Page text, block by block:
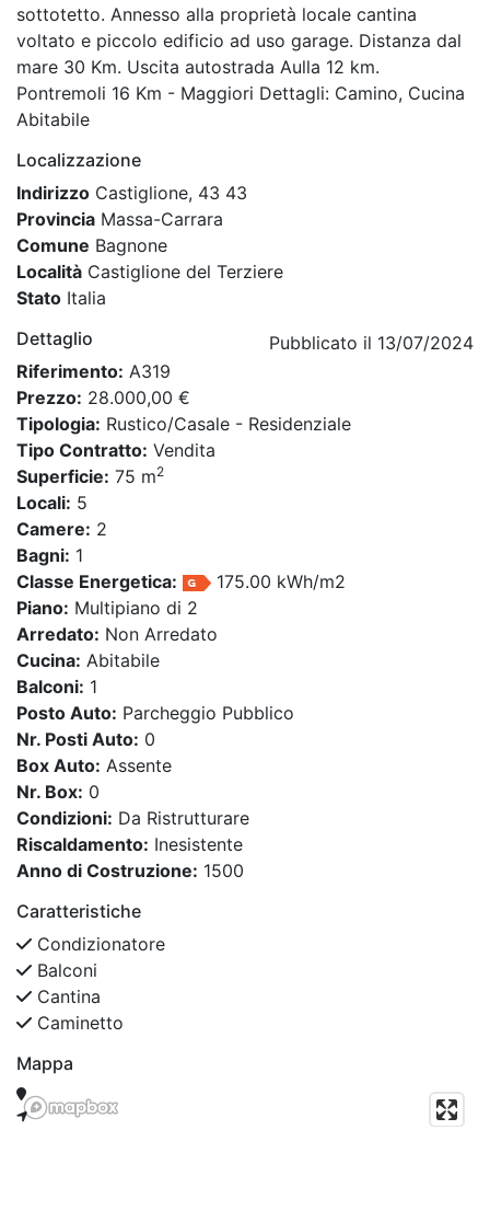
sottotetto. Annesso alla proprietà locale cantina
voltato e piccolo edificio ad uso garage. Distanza dal
mare 30 Km. Uscita autostrada Aulla 12 km.
Pontremoli 16 Km - Maggiori Dettagli: Camino, Cucina
Abitabile
Localizzazione
Indirizzo Castiglione, 43 43
Provincia Massa-Carrara
Comune Bagnone
Località Castiglione del Terziere
Stato Italia
Dettaglio
Pubblicato il 13/07/2024
Riferimento: A319
Prezzo: 28.000,00 €
Tipologia: Rustico/Casale - Residenziale
Tipo Contratto: Vendita
Superficie: 75 m2
Locali: 5
Camere: 2
Bagni: 1
Classe Energetica:
175.00 kWh/m2
Piano: Multipiano di 2
Arredato: Non Arredato
Cucina: Abitabile
Balconi: 1
Posto Auto: Parcheggio Pubblico
Nr. Posti Auto: 0
Box Auto: Assente
Nr. Box: 0
Condizioni: Da Ristrutturare
Riscaldamento: Inesistente
Anno di Costruzione: 1500
Caratteristiche
Condizionatore
Balconi
Cantina
Caminetto
Mappa